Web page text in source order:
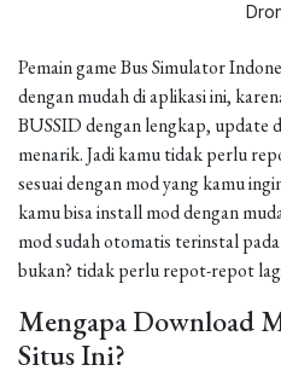
Pemain game Bus Simulator
dengan mudah di aplikasi ini,
BUSSID dengan lengkap, update
menarik. Jadi kamu tidak perlu
sesuai dengan mod yang kamu
kamu bisa install mod dengan
mod sudah otomatis terinstal
bukan? tidak perlu repot-repot
Mengapa Download
Situs Ini?